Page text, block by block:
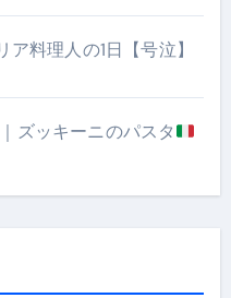
料理人の1日【号泣】
ズッキーニのパスタ